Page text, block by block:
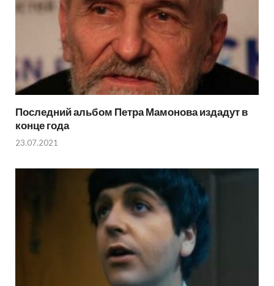
Последний альбом Петра Мамонова издадут в
конце года
23.07.2021